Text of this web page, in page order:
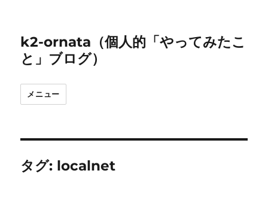
k2-ornata（個人的「やってみたこ
と」ブログ）
メニュー
タグ: localnet